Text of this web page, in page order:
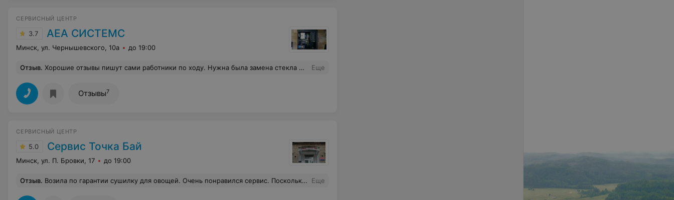
СЕРВИСНЫЙ ЦЕНТР
3.7 АЕА СИСТЕМС
Минск, ул. Чернышевского, 10а до 19:00
Отзыв. Хорошие отзывы пишут сами работники по ходу. Нужна была замена стекла на MI MAX 2 в районе зеленого луга, позвонил, спросил как быстро сделают, сказали - 3 часа максимум. Приехал, уточнил хорошее ли стекло будет, не хрустальная ли туфелька, раза 3 уточнял. Ответ - такое же как и стоит. Все будет хорошо. Мало того что вместо трех часов делали 6 и пришлось потом возвращаться, так вклеили стекло криво, вай фай и GPS перестали работать. Так и стекло треснуло в тот же вечер в кармане штанов. Приехал на следующий день утром с вопросом, что это за стекло, ответ был таков мол а что вы хотели, корпус кривой, деформировался из-за времени вот и стекло трескается и вообще вы его может уронили. Предложили вклеить опять стекло(заведомо зная что оно опять треснет) но со скидкой. Итог - не тратьте Ваше время, ищите компанию, которая отвечает за свою работу, а не срывает деньги, делает работу, а по факту потом сообщают что корпус кривой, поэтому так получилось. Еще
Отзывы7
СЕРВИСНЫЙ ЦЕНТР
5.0 Сервис Точка Бай
Минск, ул. П. Бровки, 17 до 19:00
Отзыв. Возила по гарантии сушилку для овощей. Очень понравился сервис. Поскольку ситуация была нестандартная, то мужчина все рассказал, объяснил нюансы и помог разобраться. Ставлю 5 из 5 Еще